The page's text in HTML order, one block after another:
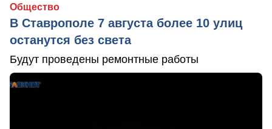
Общество
В Ставрополе 7 августа более 10 улиц
останутся без света
Будут проведены ремонтные работы